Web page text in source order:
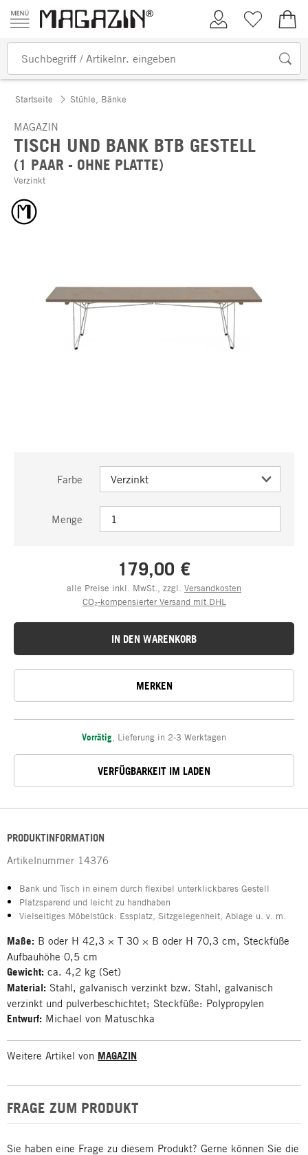
Zum Inhalt springen
Kundenkonto
Merkliste
Startseite Stühle, Bänke
MAGAZIN
TISCH UND BANK BTB GESTELL
(1 PAAR - OHNE PLATTE)
Verzinkt
Farbe
Menge
179,00 €
alle Preise inkl. MwSt., zzgl. Versandkosten
CO₂-kompensierter Versand mit DHL
IN DEN WARENKORB
MERKEN
Vorrätig Lieferung in 2-3 Werktagen
VERFÜGBARKEIT IM LADEN
PRODUKTINFORMATION
Artikelnummer 14376
Bank und Tisch in einem durch flexibel unterklickbares Gestell
Platzsparend und leicht zu handhaben
Vielseitiges Möbelstück: Essplatz, Sitzgelegenheit, Ablage u. v. m.
Maße: B oder H 42,3 × T 30 × B oder H 70,3 cm, Steckfüße
Aufbauhöhe 0,5 cm
Gewicht: ca. 4,2 kg (Set)
Material: Stahl, galvanisch verzinkt bzw. Stahl, galvanisch
verzinkt und pulverbeschichtet; Steckfüße: Polypropylen
Entwurf: Michael von Matuschka
Weitere Artikel von MAGAZIN
FRAGE ZUM PRODUKT
Sie haben eine Frage zu diesem Produkt? Gerne können Sie die